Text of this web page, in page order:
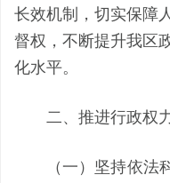
长效机制，切实保障
督权，不断提升我区
化水平。
二、推进行政权
（一）坚持依